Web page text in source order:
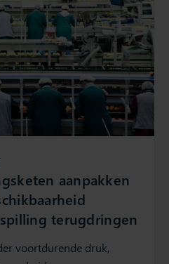
aanpakken
terugdringen
voortdurende druk,